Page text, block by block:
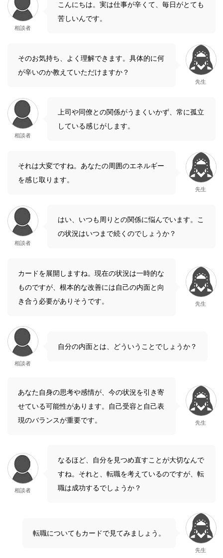
相談者
こんにちは。実は仕事が辛くて、毎日がとても
苦しいんです。
そのお気持ち、よく理解できます。具体的に何
が辛いのか教えていただけますか？
先生
相談者
上司や同僚との関係がうまくいかず、常に孤立
している感じがします。
それは大変ですね。あなたの周囲のエネルギー
を感じ取ります。
先生
相談者
はい、いつも周りとの関係に悩んでいます。こ
の状況はいつまで続くのでしょうか？
カードを展開しますね。現在の状況は一時的な
ものですが、根本的な改善には自己の内面と向
き合う必要がありそうです。
先生
相談者
自分の内面とは、どういうことでしょうか？
あなた自身の思考や感情が、今の状況を引き寄
せている可能性があります。自己受容と自己表
現のバランスが重要です。
先生
相談者
なるほど、自分を見つめ直すことが大切なんで
すね。それと、転職を考えているのですが、転
職は成功するでしょうか？
転職についてもカードで見てみましょう。
先生